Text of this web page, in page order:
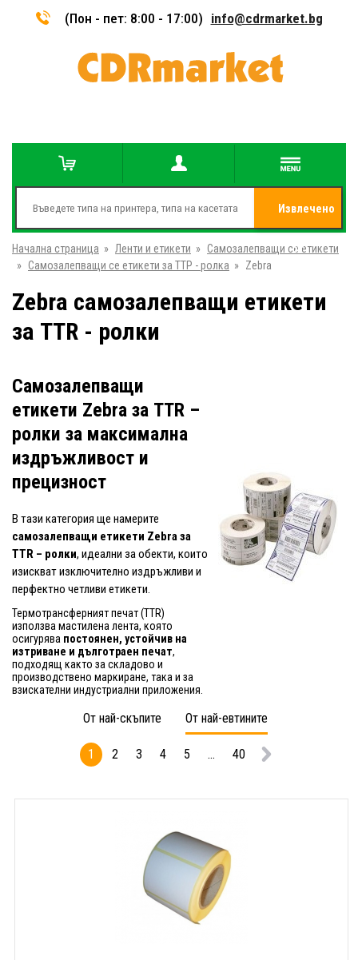
(Пон - пет: 8:00 - 17:00) info@cdrmarket.bg
Извлечено
от
Начална страница » Ленти и етикети » Самозалепващи се етикети
» Самозалепващи се етикети за ТТР - ролка » Zebra
Zebra самозалепващи етикети
за TTR - ролки
Самозалепващи
етикети Zebra за TTR –
ролки за максимална
издръжливост и
прецизност
В тази категория ще намерите
самозалепващи етикети Zebra за
TTR – ролки, идеални за обекти, които
изискват изключително издръжливи и
перфектно четливи етикети.
Термотрансферният печат (TTR)
използва мастилена лента, която
осигурява постоянен, устойчив на
изтриване и дълготраен печат,
подходящ както за складово и
производствено маркиране, така и за
взискателни индустриални приложения.
От най-скъпите От най-евтините
1 2 3 4 5 ... 40